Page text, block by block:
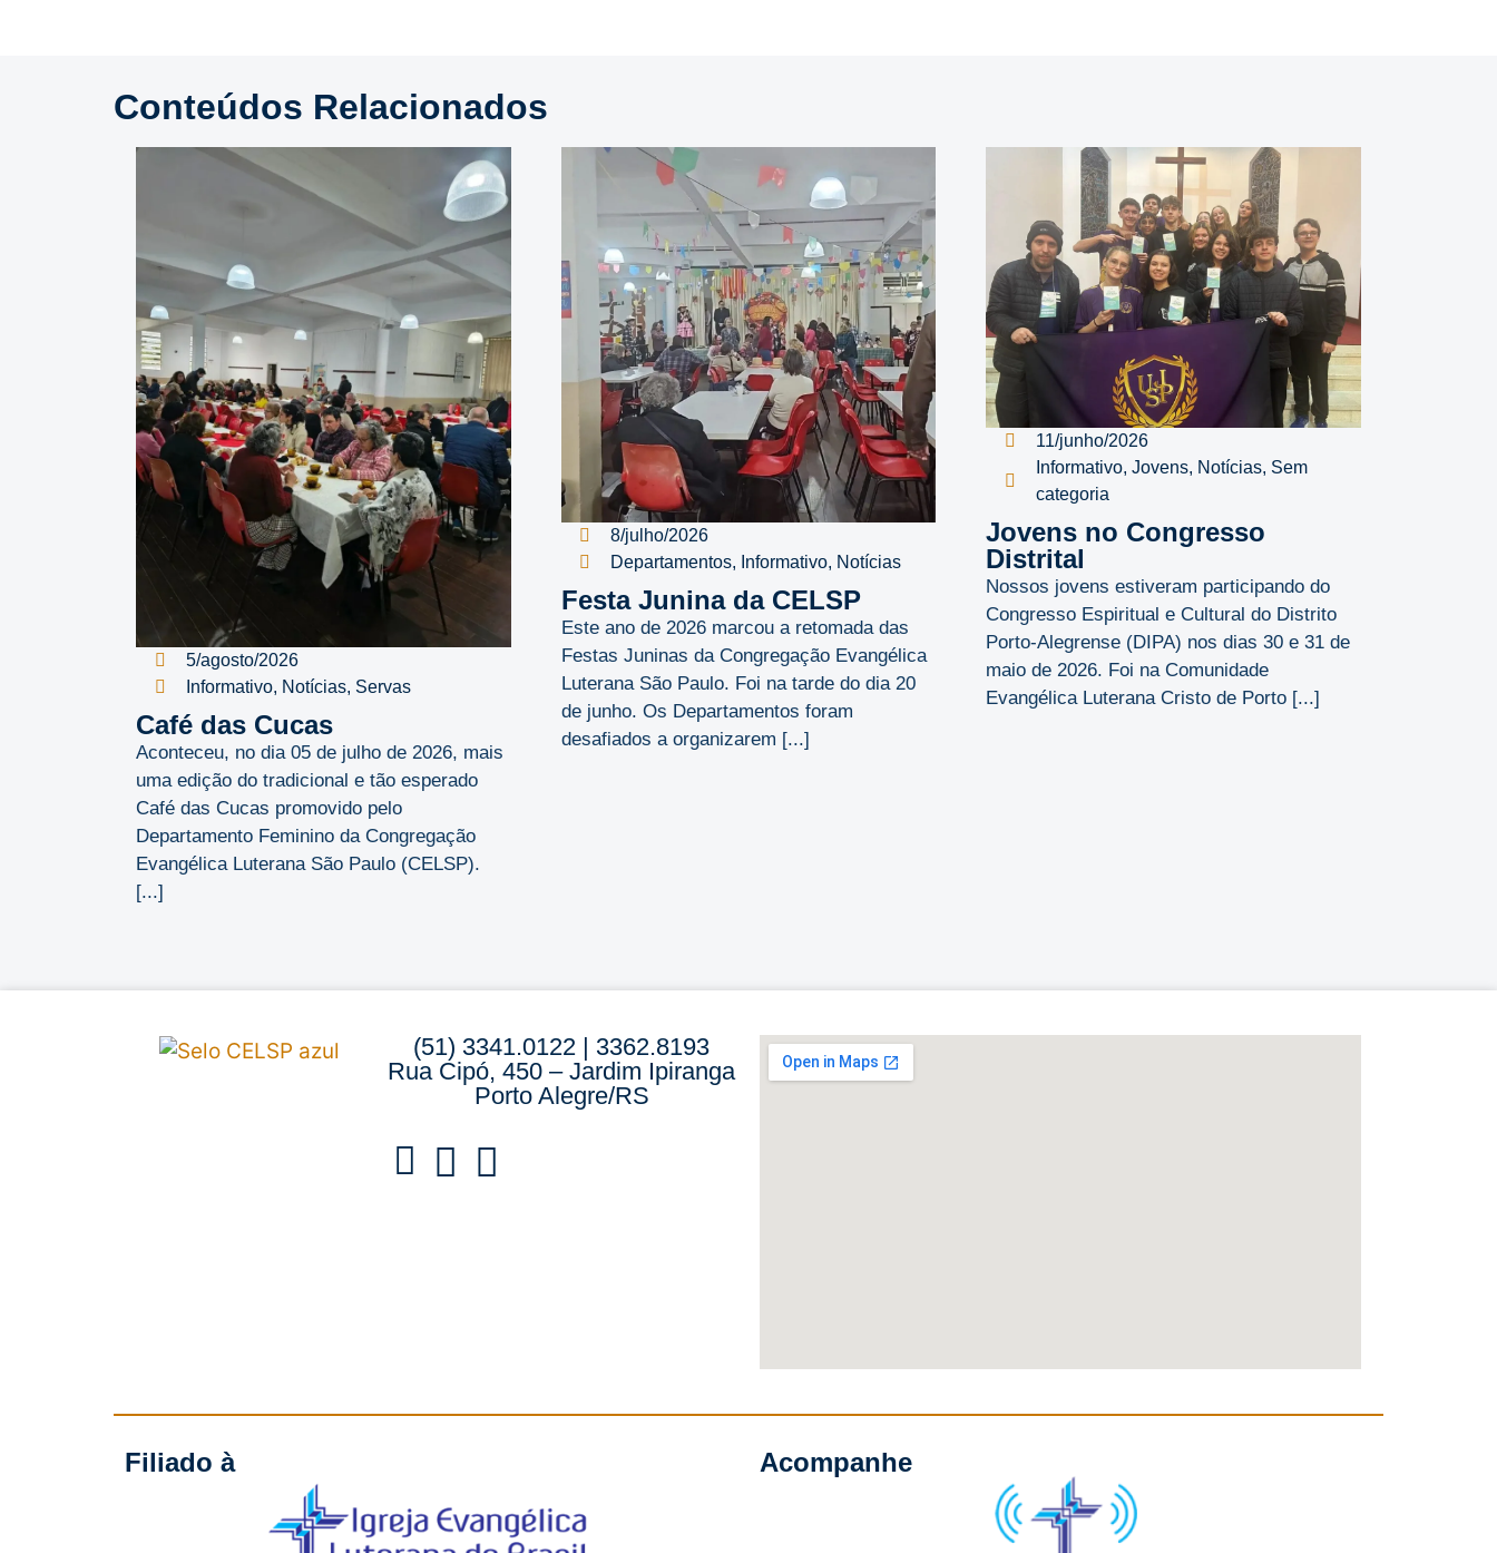
Conteúdos Relacionados
5/agosto/2026
Informativo, Notícias, Servas
Café das Cucas
Aconteceu, no dia 05 de julho de 2026, mais
uma edição do tradicional e tão esperado
Café das Cucas promovido pelo
Departamento Feminino da Congregação
Evangélica Luterana São Paulo (CELSP).
[...]
8/julho/2026
Departamentos, Informativo, Notícias
Festa Junina da CELSP
Este ano de 2026 marcou a retomada das
Festas Juninas da Congregação Evangélica
Luterana São Paulo. Foi na tarde do dia 20
de junho. Os Departamentos foram
desafiados a organizarem [...]
11/junho/2026
Informativo,Jovens, Notícias, Sem
categoria
Jovens no Congresso
Distrital
Nossos jovens estiveram participando do
Congresso Espiritual e Cultural do Distrito
Porto-Alegrense (DIPA) nos dias 30 e 31 de
maio de 2026. Foi na Comunidade
Evangélica Luterana Cristo de Porto [...]
(51) 3341.0122 | 3362.8193
Rua Cipó, 450 – Jardim Ipiranga
Porto Alegre/RS
Filiado à Acompanhe